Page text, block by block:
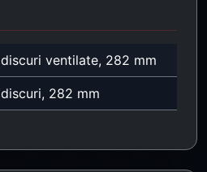
discuri ventilate, 282 mm
discuri, 282 mm